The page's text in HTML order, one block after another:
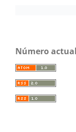
Número actual